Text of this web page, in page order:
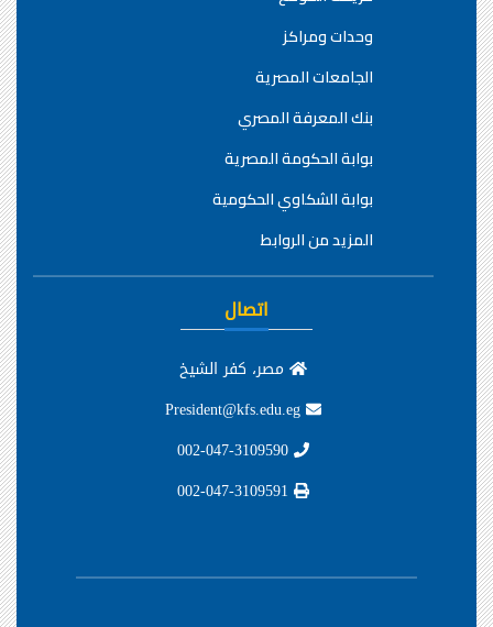
وحدات ومراكز
الجامعات المصرية
بنك المعرفة المصري
بوابة الحكومة المصرية
بوابة الشكاوي الحكومية
المزيد من الروابط
اتصال
مصر، كفر الشيخ